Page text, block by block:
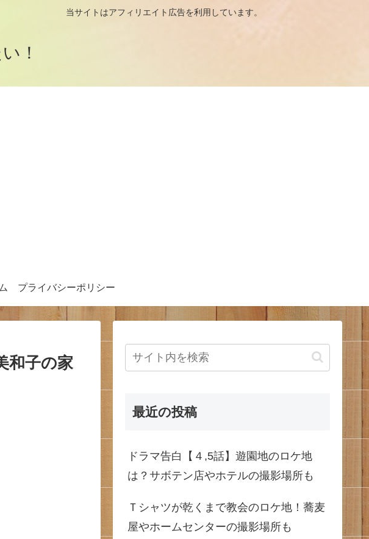
リエイト広告を利用しています。
！
プライバシーポリシー
和子の家
最近の投稿
ドラマ告白【４,5話】遊園地のロケ地
は？サボテン店やホテルの撮影場所も
Ｔシャツが乾くまで教会のロケ地！蕎麦
屋やホームセンターの撮影場所も